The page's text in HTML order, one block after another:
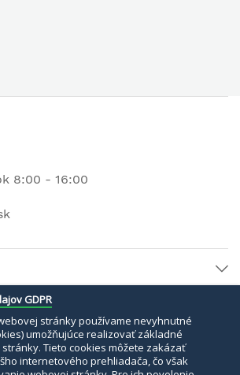
8:00 - 16:00
s.r.o. Všetky práva vyhradené.
Bezpečné platby:
GDPR
stránky používame nevyhnutné
umožňujúce realizovať základné
Tieto cookies môžete zakázať
internetového prehliadača, čo však